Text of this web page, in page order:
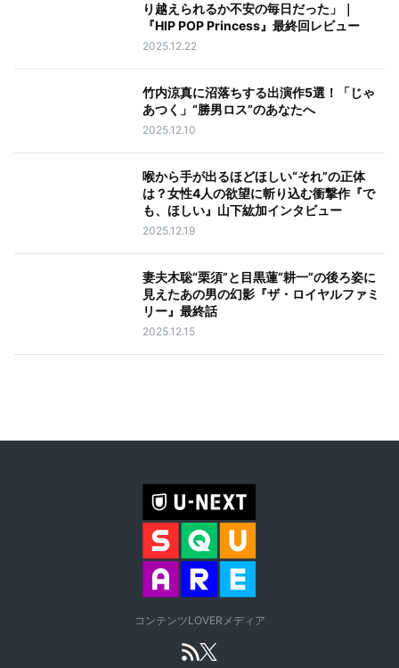
り越えられるか不安の毎日だった」｜
『HIP POP Princess』最終回レビュー
2025.12.22
竹内涼真に沼落ちする出演作5選！「じゃ
あつく」“勝男ロス”のあなたへ
2025.12.10
喉から手が出るほどほしい“それ”の正体
は？女性4人の欲望に斬り込む衝撃作『で
も、ほしい』山下紘加インタビュー
2025.12.19
妻夫木聡“栗須”と目黒蓮“耕一”の後ろ姿に
見えたあの男の幻影『ザ・ロイヤルファミ
リー』最終話
2025.12.15
コンテンツLOVERメディア